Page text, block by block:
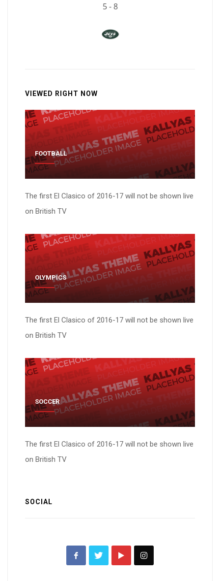
5 - 8
VIEWED RIGHT NOW
FOOTBALL
The first El Clasico of 2016-17 will not be shown live
on British TV
OLYMPICS
The first El Clasico of 2016-17 will not be shown live
on British TV
SOCCER
The first El Clasico of 2016-17 will not be shown live
on British TV
SOCIAL